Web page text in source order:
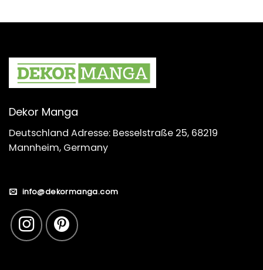
Dekor Manga
Deutschland Adresse: Besselstraße 25, 68219
Mannheim, Germany
info@dekormanga.com